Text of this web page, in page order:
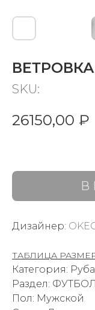
ВЕТРОВКА
SKU:
26150,00 ₽
В
Дизайнер:
ТАБЛИЦА
Категория:
Раздел:
Пол: Мужской